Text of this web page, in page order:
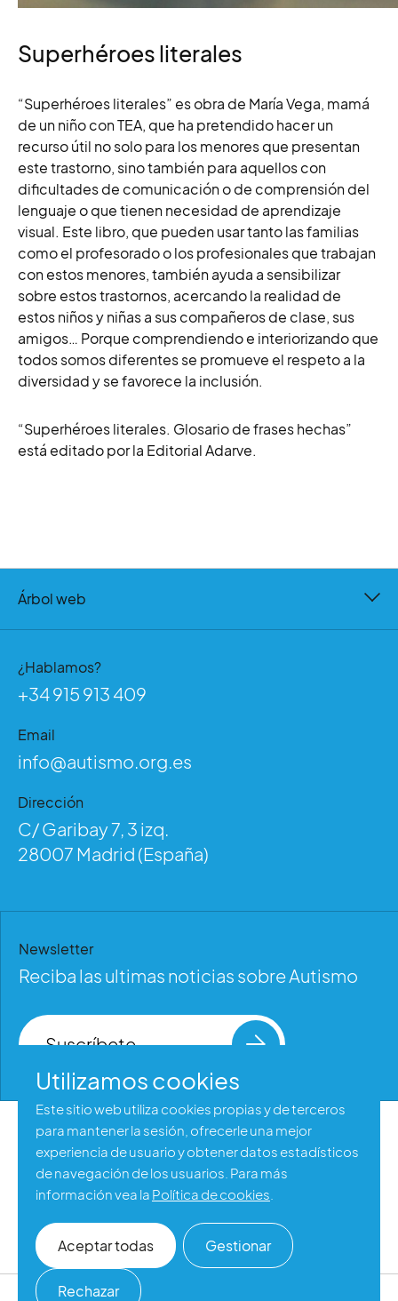
Superhéroes literales
“Superhéroes literales” es obra de María Vega, mamá
de un niño con TEA, que ha pretendido hacer un
recurso útil no solo para los menores que presentan
este trastorno, sino también para aquellos con
dificultades de comunicación o de comprensión del
lenguaje o que tienen necesidad de aprendizaje
visual. Este libro, que pueden usar tanto las familias
como el profesorado o los profesionales que trabajan
con estos menores, también ayuda a sensibilizar
sobre estos trastornos, acercando la realidad de
estos niños y niñas a sus compañeros de clase, sus
amigos… Porque comprendiendo e interiorizando que
todos somos diferentes se promueve el respeto a la
diversidad y se favorece la inclusión.
“Superhéroes literales. Glosario de frases hechas”
está editado por la Editorial Adarve.
Árbol web
¿Hablamos?
+34 915 913 409
Email
info@autismo.org.es
Dirección
C/ Garibay 7, 3 izq.
28007 Madrid (España)
Newsletter
Reciba las ultimas noticias sobre Autismo
Suscríbete
Aviso legal
Política de privacidad
Política de cookies
Accesibilidad web
Utilizamos cookies
Este sitio web utiliza cookies propias y de terceros
para mantener la sesión, ofrecerle una mejor
experiencia de usuario y obtener datos estadísticos
de navegación de los usuarios. Para más
información vea la Política de cookies
Aceptar todas Gestionar
Rechazar